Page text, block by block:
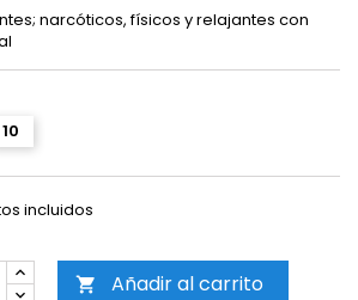
narcóticos, físicos y relajantes con
10
incluidos
 Añadir al carrito